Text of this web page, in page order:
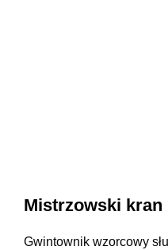
Mistrzowski kran
Gwintownik wzorcowy